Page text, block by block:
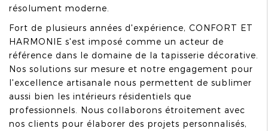
résolument moderne.
Fort de plusieurs années d'expérience, CONFORT ET
HARMONIE s'est imposé comme un acteur de
référence dans le domaine de la tapisserie décorative.
Nos solutions sur mesure et notre engagement pour
l'excellence artisanale nous permettent de sublimer
aussi bien les intérieurs résidentiels que
professionnels. Nous collaborons étroitement avec
nos clients pour élaborer des projets personnalisés,